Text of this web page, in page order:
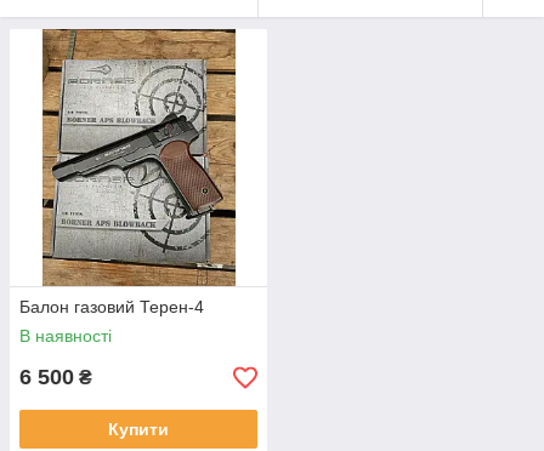
Балон газовий Терен-4
В наявності
6 500 ₴
Купити